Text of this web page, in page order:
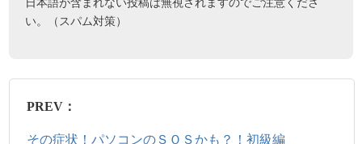
い。（スパム対策）
PREV：
その症状！パソコンのＳＯＳかも？！初級編